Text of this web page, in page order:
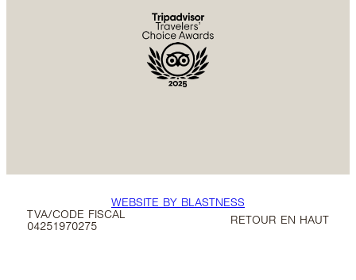
TVA/CODE FISCAL
04251970275
WEBSITE BY BLASTNESS
RETOUR EN HAUT